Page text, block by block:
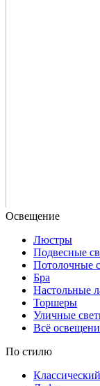
Люстры
Подвесные
Потолочные
Бра
Настольные
Торшеры
Уличные